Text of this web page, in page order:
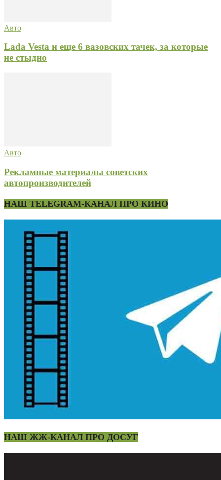
Авто
Lada Vesta и еще 6 вазовских тачек, за которые
не стыдно
Авто
Рекламные материалы советских
автопроизводителей
НАШ TELEGRAM-КАНАЛ ПРО КИНО
НАШ ЖЖ-КАНАЛ ПРО ДОСУГ